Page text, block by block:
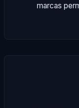
marcas